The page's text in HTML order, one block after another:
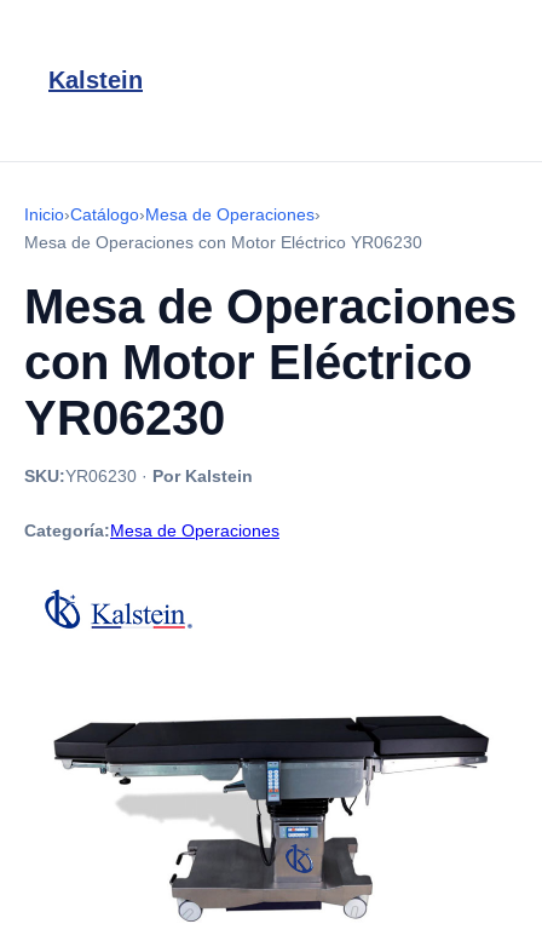
Kalstein
Inicio›Catálogo›Mesa de Operaciones›
Mesa de Operaciones con Motor Eléctrico YR06230
Mesa de Operaciones
con Motor Eléctrico
YR06230
SKU:YR06230 · Por Kalstein
Categoría:Mesa de Operaciones